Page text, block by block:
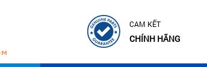
CAM KẾT
CHÍNH HÃNG